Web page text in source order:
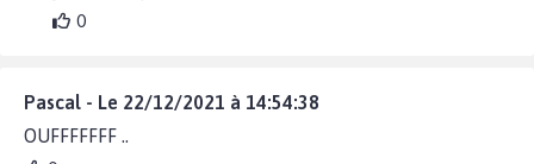
0
Pascal - Le 22/12/2021 à 14:54:38
OUFFFFFFF ..